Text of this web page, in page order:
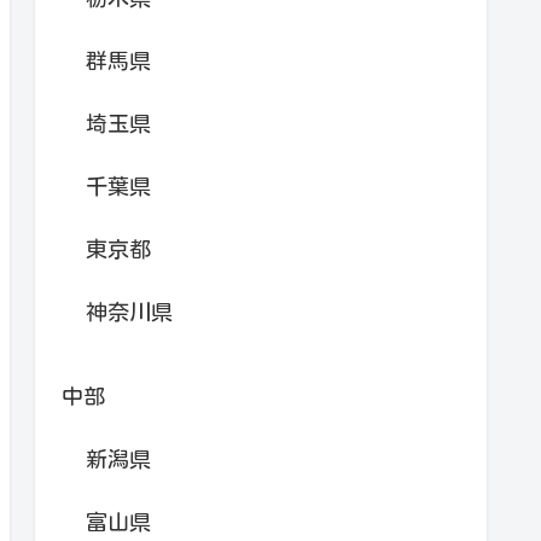
群馬県
埼玉県
千葉県
東京都
神奈川県
中部
新潟県
富山県